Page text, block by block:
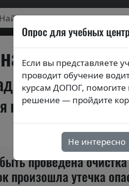
(тестовые
дорожной
проведена очистка
произошла утечка
Опрос для учебных
Если вы представляете
проводит обучение
курсам ДОПОГ,
решение — пройдите
Не интересно